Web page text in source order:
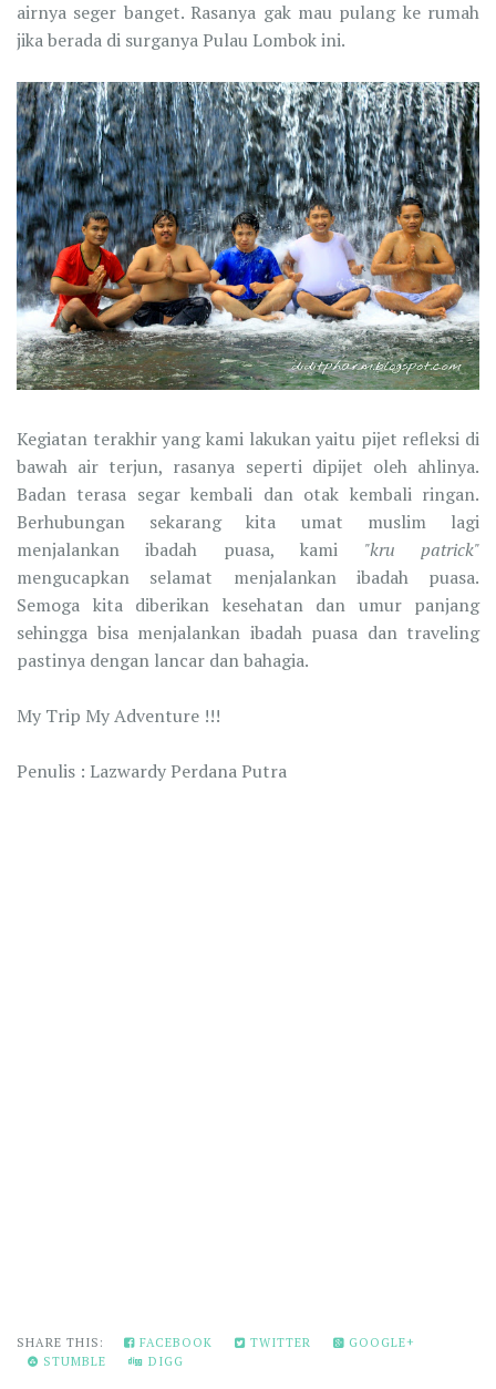
airnya seger banget. Rasanya gak mau pulang ke rumah
jika berada di surganya Pulau Lombok ini.
Kegiatan terakhir yang kami lakukan yaitu pijet refleksi di
bawah air terjun, rasanya seperti dipijet oleh ahlinya.
Badan terasa segar kembali dan otak kembali ringan.
Berhubungan sekarang kita umat muslim lagi
menjalankan ibadah puasa, kami "kru patrick"
mengucapkan selamat menjalankan ibadah puasa.
Semoga kita diberikan kesehatan dan umur panjang
sehingga bisa menjalankan ibadah puasa dan traveling
pastinya dengan lancar dan bahagia.
My Trip My Adventure !!!
Penulis : Lazwardy Perdana Putra
SHARE THIS: FACEBOOK TWITTER
GOOGLE+
STUMBLE
DIGG